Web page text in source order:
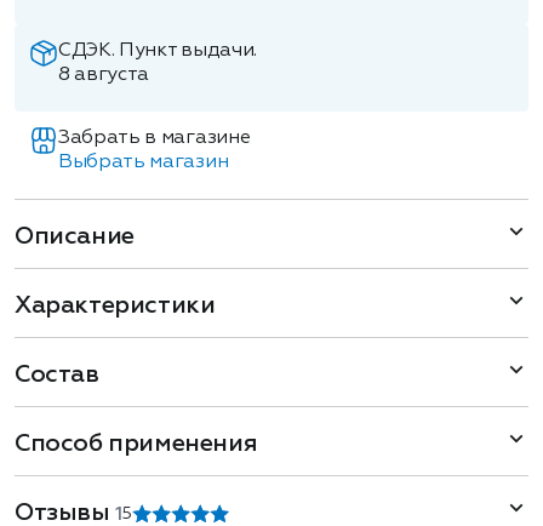
СДЭК. Пункт выдачи.
8 августа
Забрать в магазине
Выбрать магазин
Описание
Характеристики
Состав
Способ применения
Отзывы1 5